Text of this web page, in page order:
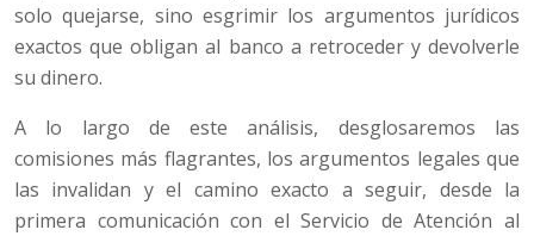
solo quejarse, sino esgrimir los argumentos jurídicos
exactos que obligan al banco a retroceder y devolverle
su dinero.
A lo largo de este análisis, desglosaremos las
comisiones más flagrantes, los argumentos legales que
las invalidan y el camino exacto a seguir, desde la
primera comunicación con el Servicio de Atención al